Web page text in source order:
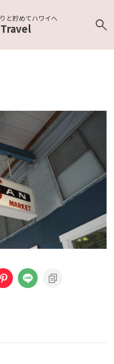
と貯めてハワイへ